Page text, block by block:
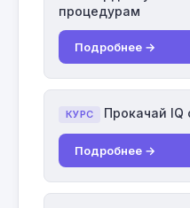
процедурам
Подробнее →
КУРС Прокачай IQ
Подробнее →